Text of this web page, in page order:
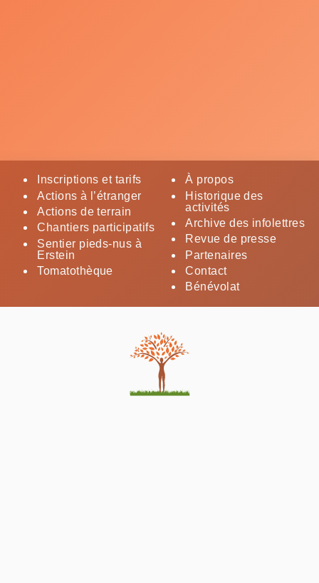
Inscriptions et tarifs
Actions à l’étranger
Actions de terrain
Chantiers participatifs
Sentier pieds-nus à
Erstein
Tomatothèque
À propos
Historique des
activités
Archive des infolettres
Revue de presse
Partenaires
Contact
Bénévolat